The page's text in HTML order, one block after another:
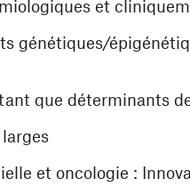
et
génétiques/
que déterminants
et oncologie :